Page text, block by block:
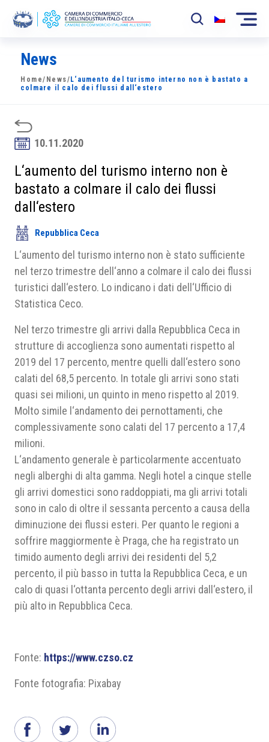
La Camera
News
Sviluppo Mercato
Soci
Partner
Area riservata
News
Home/ News/ L‘aumento del turismo interno non è bastato a
colmare il calo dei flussi dall‘estero
10.11.2020
L‘aumento del turismo interno non è
bastato a colmare il calo dei flussi
dall‘estero
Repubblica Ceca
L‘aumento del turismo interno non è stato sufficiente
nel terzo trimestre dell‘anno a colmare il calo dei flussi
turistici dall‘estero. Lo indicano i dati dell‘Ufficio di
Statistica Ceco.
Nel terzo trimestre gli arrivi dalla Repubblica Ceca in
strutture di accoglienza sono aumentati rispetto al
2019 del 17 percento, mentre quelli dall‘estero sono
calati del 68,5 percento. In totale gli arrivi sono stati
quasi sei milioni, un quinto in meno rispetto al 2019.
Molto simile l‘andamento dei pernottamenti, che
complessivamente sono calati del 17 percento a 17,4
milioni.
L‘andamento generale è particolarmente accentuato
negli alberghi di alta gamma. Negli hotel a cinque stelle
gli arrivi domestici sono raddoppiati, ma gli arrivi totali
sono in calo di oltre il sessanta percento a causa della
diminuzione dei flussi esteri. Per quanto le regioni a
soffrire maggiormente è Praga, che ha registrato un
timido aumento degli arrivi dei residenti del 5,2
percento, il più basso in tutta la Repubblica Ceca, e un
calo di quasi l‘ottanta percento degli arrivi dall‘estero, il
più alto in Repubblica Ceca.
Fonte: https://www.czso.cz
Fonte fotografia: Pixabay